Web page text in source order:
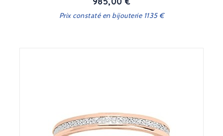
Prix constaté en bijouterie 1135 €